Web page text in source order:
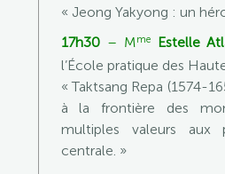
« Jeong Yakyong : un
17h30– Mme Estelle
l’École pratique des
« Taktsang Repa (1574-
à la frontière des
multiples valeurs aux
centrale. »